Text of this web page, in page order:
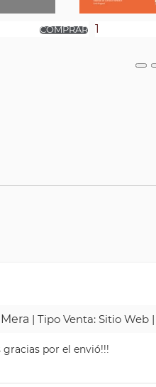
| Tipo Venta: Sitio Web
gracias por el envió!!!